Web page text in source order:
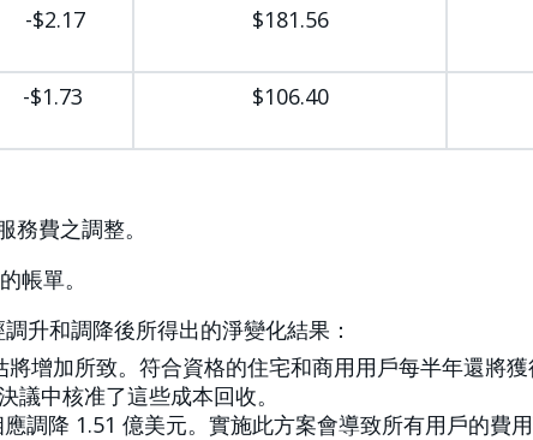
-$2.17 $181.56
-$1.73 $106.40
費之調整。
帳單。
升和調降後所得出的淨變化結果：
增加所致。符合資格的住宅和商用用戶每半年還將
中核准了這些成本回收。
調降 1.51 億美元。實施此方案會導致所有用戶的費